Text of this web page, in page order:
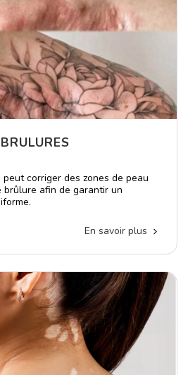
corriger des zones de peau
brûlure afin de garantir un
En savoir plus